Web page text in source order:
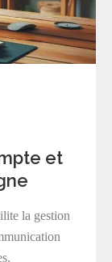
et
la gestion